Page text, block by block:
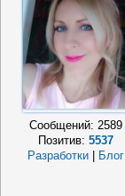
Сообщений: 2589
Позитив: 5537
Разработки | Блог